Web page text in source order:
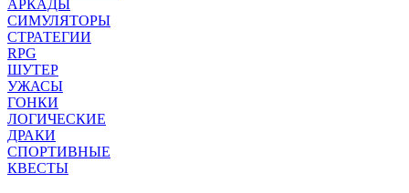
АРКАДЫ
СИМУЛЯТОРЫ
СТРАТЕГИИ
RPG
ШУТЕР
УЖАСЫ
ГОНКИ
ЛОГИЧЕСКИЕ
ДРАКИ
СПОРТИВНЫЕ
КВЕСТЫ